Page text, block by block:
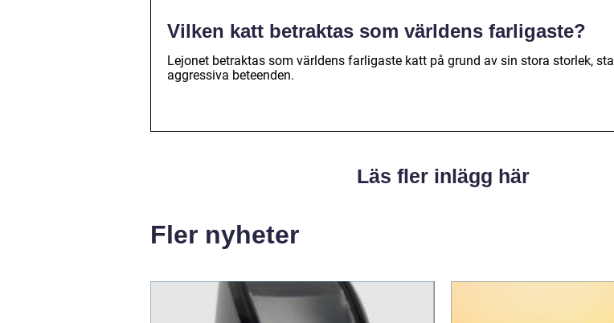
Vilken katt betraktas som världens farligaste?
Lejonet betraktas som världens farligaste katt på grund av sin stora storlek,
aggressiva beteenden.
Läs fler inlägg här
Fler nyheter